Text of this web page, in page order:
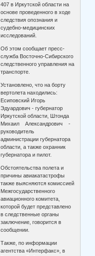
407 в Иркутской области на
основе проведенного в ходе
следствия опознания и
судебно-медицинских
исследований.
Об этом сообщает пресс-
служба Восточно-Сибирского
следственного управления на
транспорте.
Установлено, что на борту
вертолета находились:
Есиповский Игорь
Эдуардович - губернатор
Иркутской области, Штонда
Михаил Александрович -
руководитель
администрации губернатора
области, а также охранник
губернатора и пилот.
Обстоятельства полета и
причины авиакатастрофы
также выясняются комиссией
Межгосударственного
авиационного комитета,
которой будет представлено
в следственные органы
заключение, говорится в
сообщении.
Также, по информации
агентства «Интерфакс», в